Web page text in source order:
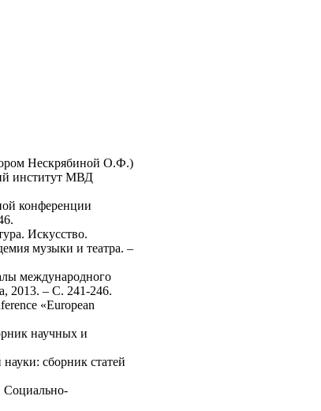
Нескрябиной О.Ф.)
институт МВД
конференции
Искусство.
музыки и театра. –
международного
2013. – С. 241-246.
«European
научных и
сборник статей
Социально-